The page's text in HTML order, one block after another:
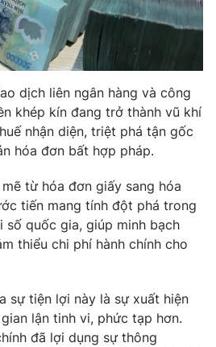
lai
Podcast
dịch liên ngân hàng và công
khép kín đang trở thành vũ khí
nhận diện, triệt phá tận gốc
hóa đơn bất hợp pháp.
từ hóa đơn giấy sang hóa
tiến mang tính đột phá trong
số quốc gia, giúp minh bạch
thiểu chi phí hành chính cho
sự tiện lợi này là sự xuất hiện
lận tinh vi, phức tạp hơn.
đã lợi dụng sự thông